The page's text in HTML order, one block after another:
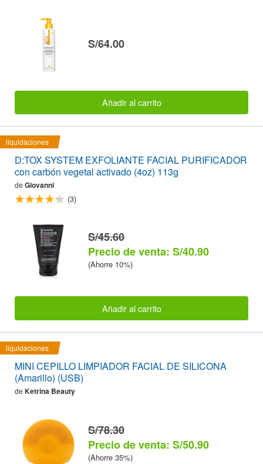
S/64.00
Añadir al carrito
liquidaciones
D:TOX SYSTEM EXFOLIANTE FACIAL PURIFICADOR
con carbón vegetal activado (4oz) 113g
de Giovanni
(3)
S/45.60
Precio de venta: S/40.90
(Ahorre 10%)
Añadir al carrito
liquidaciones
MINI CEPILLO LIMPIADOR FACIAL DE SILICONA
(Amarillo) (USB)
de Ketrina Beauty
S/78.30
Precio de venta: S/50.90
(Ahorre 35%)